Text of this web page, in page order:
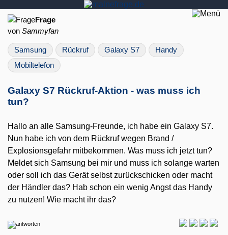
Frage
von Sammyfan
Samsung Rückruf Galaxy S7
Handy
Mobiltelefon
Galaxy S7 Rückruf-Aktion - was muss ich
tun?
Hallo an alle Samsung-Freunde, ich habe ein Galaxy S7.
Nun habe ich von dem Rückruf wegen Brand /
Explosionsgefahr mitbekommen. Was muss ich jetzt tun?
Meldet sich Samsung bei mir und muss ich solange warten
oder soll ich das Gerät selbst zurückschicken oder macht
der Händler das? Hab schon ein wenig Angst das Handy
zu nutzen! Wie macht ihr das?